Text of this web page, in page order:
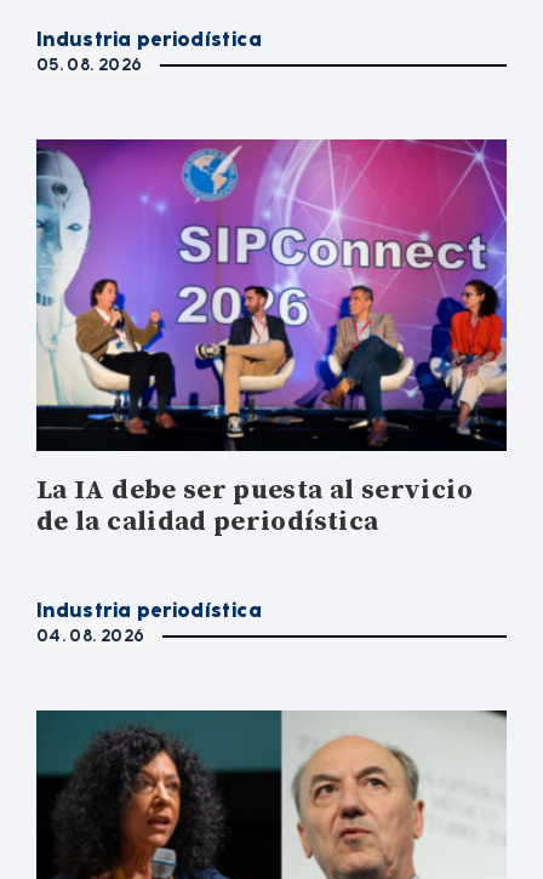
Industria periodística
05. 08. 2026
La IA debe ser puesta al servicio
de la calidad periodística
Industria periodística
04. 08. 2026